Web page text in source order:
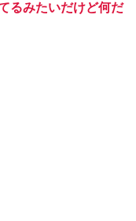
るみたいだけど何だ